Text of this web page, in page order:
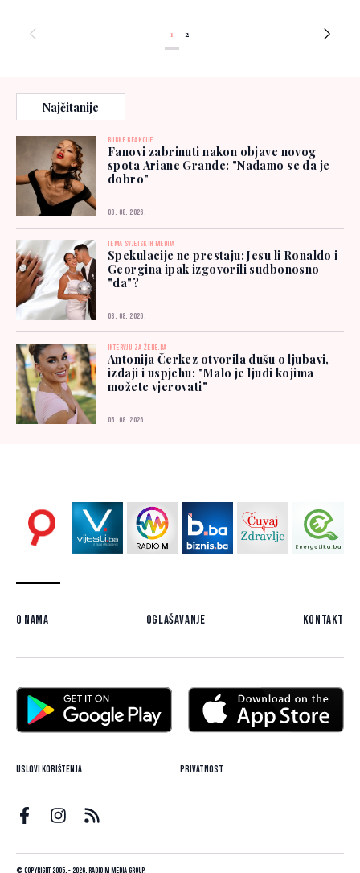
1 2
Najčitanije
BURNE REAKCIJE
Fanovi zabrinuti nakon objave novog
spota Ariane Grande: "Nadamo se da je
dobro"
03. 08. 2026.
TEMA SVJETSKIH MEDIJA
Spekulacije ne prestaju: Jesu li Ronaldo i
Georgina ipak izgovorili sudbonosno
"da"?
03. 08. 2026.
INTERVJU ZA ŽENE.BA
Antonija Čerkez otvorila dušu o ljubavi,
izdaji i uspjehu: "Malo je ljudi kojima
možete vjerovati"
05. 08. 2026.
O nama Oglašavanje Kontakt
Uslovi korištenja Privatnost
© Copyright 2005. - 2026. Radio M Media Group.